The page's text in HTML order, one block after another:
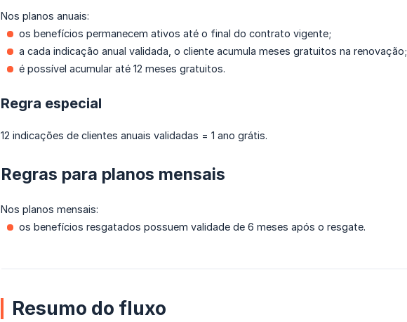
Nos planos anuais:
os benefícios permanecem ativos até o final do contrato vigente;
a cada indicação anual validada, o cliente acumula meses gratuitos na renovação;
é possível acumular até 12 meses gratuitos.
Regra especial
12 indicações de clientes anuais validadas = 1 ano grátis.
Regras para planos mensais
Nos planos mensais:
os benefícios resgatados possuem validade de 6 meses após o resgate.
Resumo do fluxo